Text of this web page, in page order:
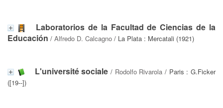
Laboratorios de la Facultad de Ciencias de la
Educación / Alfredo D. Calcagno / La Plata : Mercatali (1921)
L'université sociale / Rodolfo Rivarola / Paris : G.Ficker
([19--])